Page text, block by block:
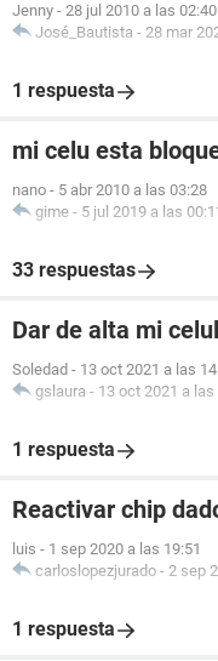
Jenny - 28 jul 2010 a las 02:40
José_Bautista - 28 mar
1 respuesta
mi celu esta
nano - 5 abr 2010 a las 03:28
gime - 5 jul 2019 a las
33 respuestas
Dar de alta mi
Soledad - 13 oct 2021 a las
gslaura - 13 oct 2021 a las
1 respuesta
Reactivar chip
luis - 1 sep 2020 a las 19:51
carloslopezjurado - 2 sep
1 respuesta